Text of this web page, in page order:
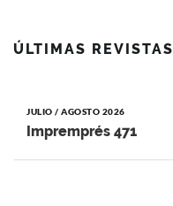
ÚLTIMAS REVISTAS
JULIO / AGOSTO 2026
Impremprés 471